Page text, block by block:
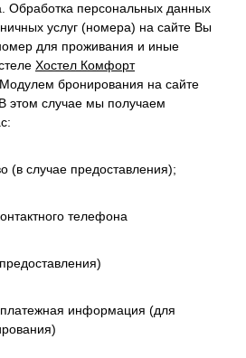
Обработка персональных данных
услуг (номера) на сайте Вы
для проживания и иные
Хостел Комфорт
бронирования на сайте
этом случае мы получаем
(в случае предоставления);
телефона
платежная информация (для